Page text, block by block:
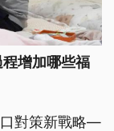
增加哪些福
對策新戰略—